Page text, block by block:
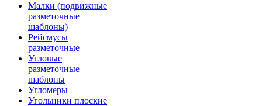
Малки (подвижные
разметочные
шаблоны)
Рейсмусы
разметочные
Угловые
разметочные
шаблоны
Угломеры
Угольники плоские